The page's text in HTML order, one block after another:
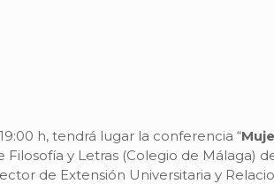
h, tendrá lugar la conferencia “
y Letras (Colegio de Málaga)
de Extensión Universitaria y